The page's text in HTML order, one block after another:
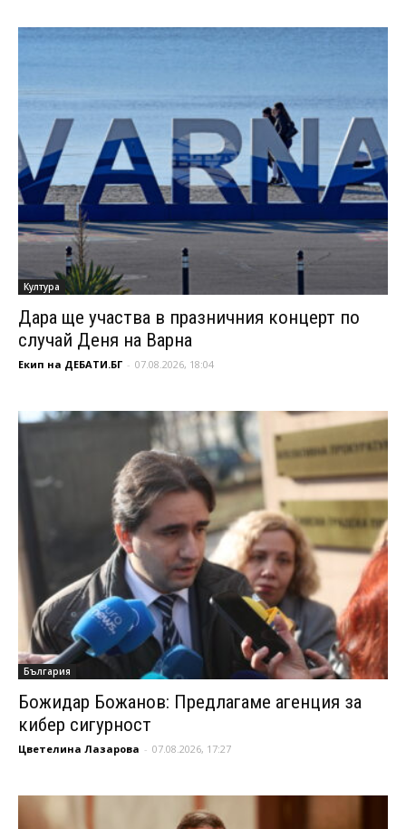
Култура
Дара ще участва в празничния концерт по
случай Деня на Варна
Екип на ДЕБАТИ.БГ - 07.08.2026, 18:04
България
Божидар Божанов: Предлагаме агенция за
кибер сигурност
Цветелина Лазарова - 07.08.2026, 17:27